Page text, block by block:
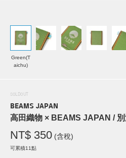
Green(T
aichu)
SOLDOUT
BEAMS JAPAN
高田織物 × BEAMS JAPAN /
NT$ 350 (含稅)
可累積11點